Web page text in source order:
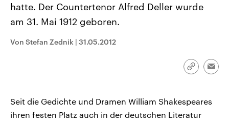
2026
Alle Informationen
Sachsen-Anhalt wählt am 6.
September 2026 einen neuen
Bundesland von einer Koalition aus
Aktuelle Beiträge,
Hintergründe
Audio-Archiv
hatte. Der Countertenor Alfred Deller wurde
am 31. Mai 1912 geboren.
Von Stefan Zednik | 31.05.2012
Link
Seit die Gedichte und Dramen William Shakespeares
ihren festen Platz auch in der deutschen Literatur